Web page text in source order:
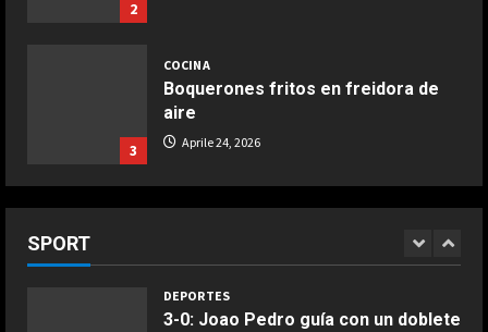
2
3
COCINA
Boquerones fritos en freidora de
aire
Aprile 24, 2026
Aprile 5, 2026
SPORT
El PSV se la pega en el debut
Agosto 9, 2026
Elanga, retirado en camilla tras una
entrada horrorosa de Gayà
DEPORTES
3-0: Joao Pedro guía con un doblete